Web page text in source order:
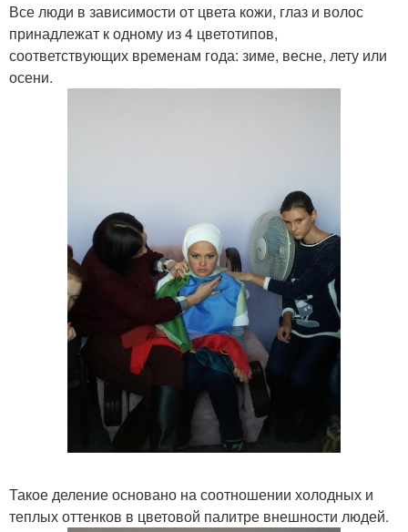
Все люди в зависимости от цвета кожи, глаз и волос
принадлежат к одному из 4 цветотипов,
соответствующих временам года: зиме, весне, лету или
осени.
Такое деление основано на соотношении холодных и
теплых оттенков в цветовой палитре внешности людей.